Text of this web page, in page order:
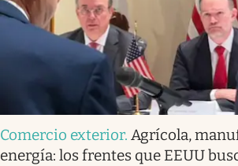
Comercio exterior. Agrícola,
energía: los frentes que EEUU